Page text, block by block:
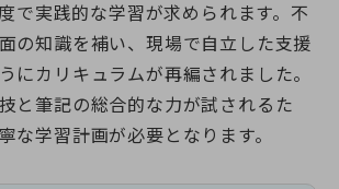
で実践的な学習が求められます。不
の知識を補い、現場で自立した支援
にカリキュラムが再編されました。
と筆記の総合的な力が試されるた
な学習計画が必要となります。